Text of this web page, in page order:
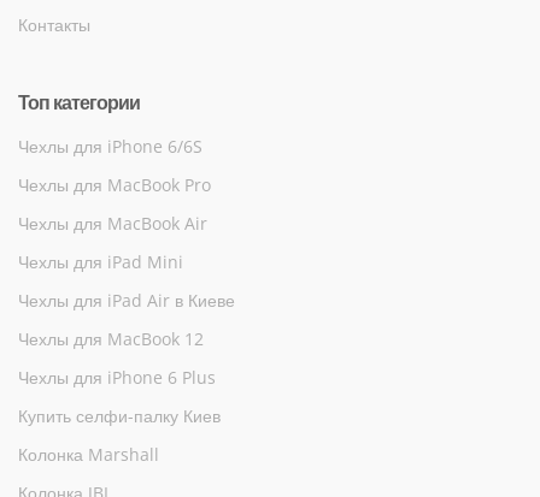
Контакты
Топ категории
Чехлы для iPhone 6/6S
Чехлы для MacBook Pro
Чехлы для MacBook Air
Чехлы для iPad Mini
Чехлы для iPad Air в Киеве
Чехлы для MacBook 12
Чехлы для iPhone 6 Plus
Купить селфи-палку Киев
Колонка Marshall